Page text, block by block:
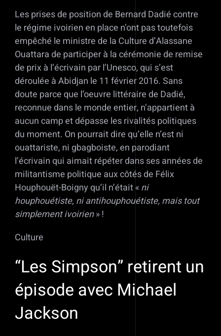
Les prises de position de Bernard Dadié contre
le régime ivoirien en place n’ont pas toutefois
empêché le ministre de la Culture d’Alassane
Ouattara de participer à la cérémonie de remise
de prix à l’écrivain par l’Unesco, qui s’est
déroulée à Abidjan le 11 février 2016. Sans
doute parce que l’oeuvre littéraire de Dadié,
reconnue dans le monde entier, n’appartient à
aucun camp et dépasse les rivalités politiques
du moment. On pourrait dire qu’elle n’est ni
ouattariste, ni gbagboiste, en parodiant
l’écrivain qui aimait répéter dans ses années de
militantisme politique aux côtés de Félix
Houphouët-Boigny qu’il n’était «ni
houphouétiste, ni antihouphouétiste, mais tout
simplement ivoirien» !
Culture
“Les Simpson” retirent un
épisode avec Michael
Jackson